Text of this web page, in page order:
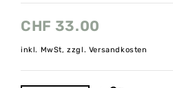
CHF 33.00
inkl. MwSt, zzgl. Versandkosten